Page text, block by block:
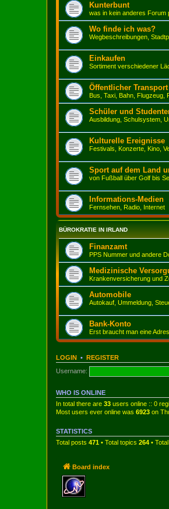
Kunterbunt
was in kein anderes Forum
Wo finde ich was?
Wegbeschreibungen,
Einkaufen
Sortiment verschiedener
Öffentlicher Transport
Bus, Taxi, Bahn, Flugzeug,
Schüler und
Ausbildung, Schulsystem,
Kulturelle Ereignisse
Festivals, Konzerte, Kino,
Sport auf dem Land
von Fußball über Golf bis
Informations-Medien
Fernsehen, Radio, Internet
BÜROKRATIE IN IRLAND
Finanzamt
PPS Nummer und andere
Medizinische
Krankenversicherung und
Automobile
Autokauf, Ummeldung,
Bank-Konto
Erst braucht man eine
LOGIN • REGISTER
Username:
WHO IS ONLINE
In total there are 33 users online :: 0
Most users ever online was 6923 on
STATISTICS
Total posts 471 • Total topics 264 •
Board index